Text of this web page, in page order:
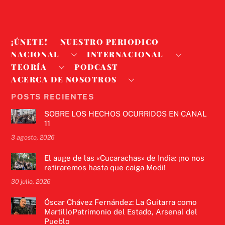
¡ÚNETE!
NUESTRO PERIODICO
NACIONAL
INTERNACIONAL
TEORÍA
PODCAST
ACERCA DE NOSOTROS
POSTS RECIENTES
SOBRE LOS HECHOS OCURRIDOS EN CANAL
11
3 agosto, 2026
El auge de las «Cucarachas» de India: ¡no nos
retiraremos hasta que caiga Modi!
30 julio, 2026
Óscar Chávez Fernández: La Guitarra como
MartilloPatrimonio del Estado, Arsenal del
Pueblo